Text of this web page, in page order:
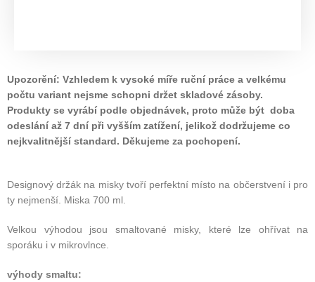
Upozorění: Vzhledem k vysoké míře ruční práce a velkému
počtu variant nejsme schopni držet skladové zásoby.
Produkty se vyrábí podle objednávek, proto může být doba
odeslání až 7 dní při vyšším zatížení, jelikož dodržujeme co
nejkvalitnější standard. Děkujeme za pochopení.
Designový držák na misky tvoří perfektní místo na občerstvení i pro
ty nejmenší. Miska 700 ml.
Velkou výhodou jsou smaltované misky, které lze ohřívat na
sporáku i v mikrovlnce.
výhody smaltu: